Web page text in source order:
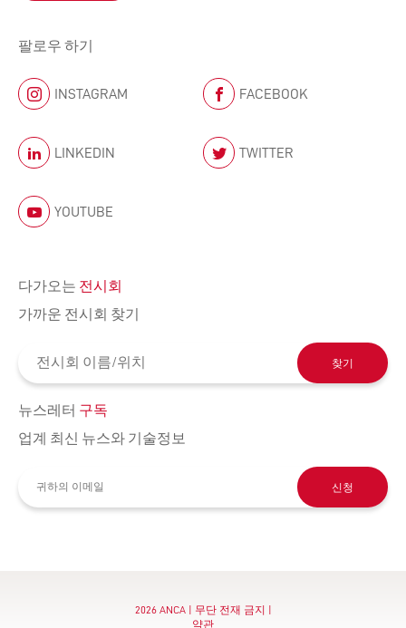
팔로우 하기
INSTAGRAM FACEBOOK
LINKEDIN TWITTER
YOUTUBE
다가오는 전시회
가까운 전시회 찾기
찾기
뉴스레터 구독
업계 최신 뉴스와 기술정보
신청
2026 ANCA | 무단 전재 금지 |
약관